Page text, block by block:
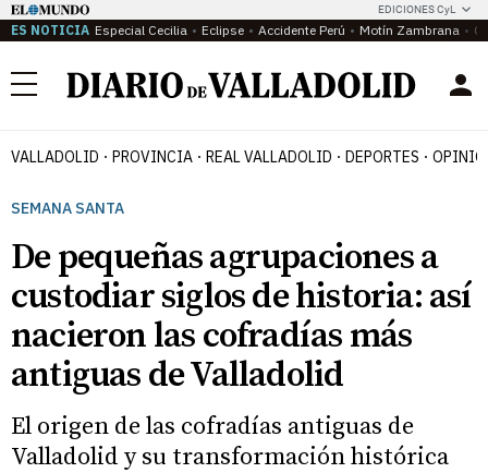
EDICIONES CyL
ES NOTICIA Especial Cecilia Eclipse Accidente Perú Motín Zambrana
Menú
VALLADOLID PROVINCIA REAL VALLADOLID DEPORTES
SEMANA SANTA
De pequeñas agrupaciones a
custodiar siglos de historia: así
nacieron las cofradías más
antiguas de Valladolid
El origen de las cofradías antiguas de
Valladolid y su transformación histórica